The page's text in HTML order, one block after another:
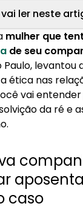
ler neste
companheiro
Entenda o
da Justiça?
mulher que
de seu
Paulo,
ética nas
vai
da ré e
caso